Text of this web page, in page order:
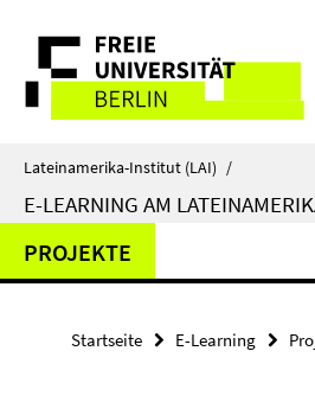
direkt
Inhalt
Service-
Navigation
Lateinamerika-Institut (LAI) /
E-LEARNING AM
PROJEKTE
Startseite E-Learning